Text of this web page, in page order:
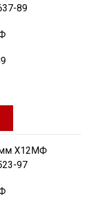
89
мм Х12МФ
97